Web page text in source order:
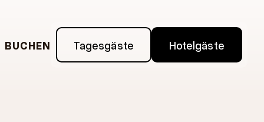
BUCHEN Tagesgäste Hotelgäste